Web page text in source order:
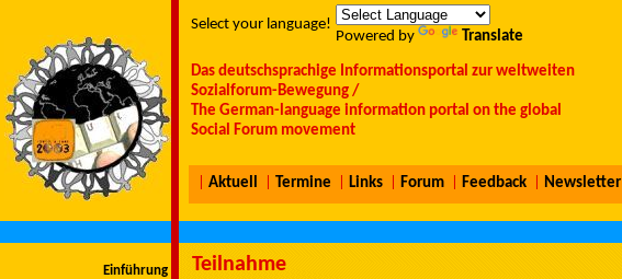
Select your language!
Powered by Translate
Das deutschsprachige Informationsportal zur weltweiten
Sozialforum-Bewegung /
The German-language information portal on the global
Social Forum movement
Aktuell Termine Links Forum Feedback Newsletter
Einführung Teilnahme